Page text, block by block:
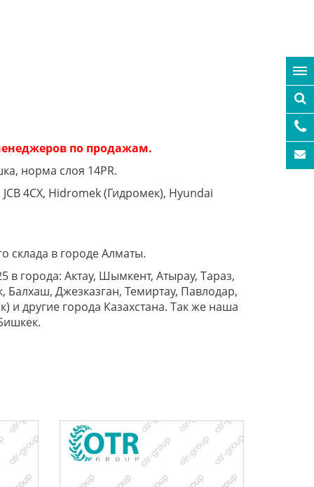
по продажам.
норма слоя 14PR.
4CX, Hidromek (Гидромек), Hyundai
склада в городе Алматы.
в города: Актау, Шымкент, Атырау, Тараз,
Балхаш, Джезказган, Темиртау, Павлодар,
и другие города Казахстана. Так же наша